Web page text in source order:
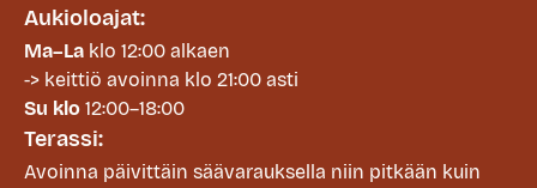
Aukioloajat:
Ma–La klo 12:00 alkaen
-> keittiö avoinna klo 21:00 asti
Su klo 12:00–18:00
Terassi:
Avoinna päivittäin säävarauksella niin pitkään kuin